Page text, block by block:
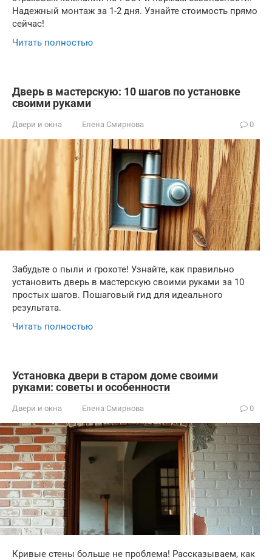
Надежный монтаж за 1-2 дня. Узнайте стоимость прямо
сейчас!
Читать полностью
Дверь в мастерскую: 10 шагов по установке
своими руками
Двери и окна Елена Смирнова 0
Забудьте о пыли и грохоте! Узнайте, как правильно
установить дверь в мастерскую своими руками за 10
простых шагов. Пошаговый гид для идеального
результата.
Читать полностью
Установка двери в старом доме своими
руками: советы и особенности
Двери и окна Елена Смирнова 0
Кривые стены больше не проблема! Рассказываем, как